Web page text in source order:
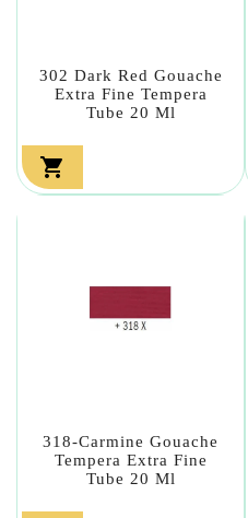
302 Dark Red Gouache
Extra Fine Tempera
Tube 20 Ml

318-Carmine Gouache
Tempera Extra Fine
Tube 20 Ml